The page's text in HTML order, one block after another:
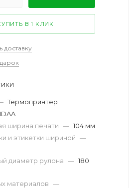
В 1 КЛИК
доставку
Термопринтер
ширина печати — 104 мм
и этикетки шириной —
диаметр рулона — 180
материалов —